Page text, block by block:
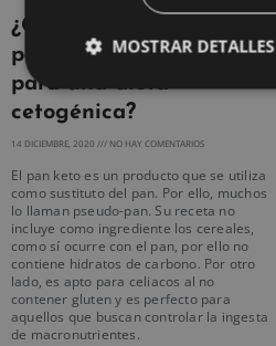
¿Qué es el pan Keto y
por qué es perfecto
para una dieta
cetogénica?
14 DICIEMBRE, 2020 NO HAY COMENTARIOS
El pan keto es un producto que se utiliza
como sustituto del pan. Por ello, muchos
lo llaman pseudo-pan. Su receta no
incluye como ingrediente los cereales,
como sí ocurre con el pan, por ello no
contiene hidratos de carbono. Por otro
lado, es apto para celiacos al no
contener gluten y es perfecto para
aquellos que buscan controlar la ingesta
de macronutrientes.
MOSTRAR DETALLES